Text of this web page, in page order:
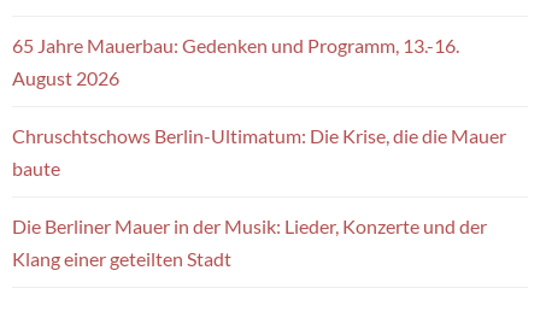
65 Jahre Mauerbau: Gedenken und Programm, 13.-16.
August 2026
Chruschtschows Berlin-Ultimatum: Die Krise, die die Mauer
baute
Die Berliner Mauer in der Musik: Lieder, Konzerte und der
Klang einer geteilten Stadt